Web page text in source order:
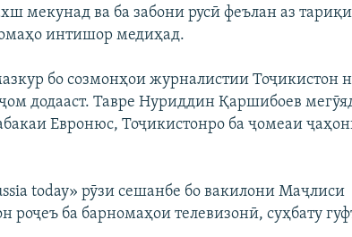
мекунад ва ба забони русӣ феълан аз тариқи
интишор медиҳад.
бо созмонҳои журналистии Тоҷикистон
додааст. Тавре Нуриддин Қаршибоев
Евронюс, Тоҷикистонро ба ҷомеаи
today» рӯзи сешанбе бо вакилони Маҷлиси
роҷеъ ба барномаҳои телевизонӣ, суҳбату